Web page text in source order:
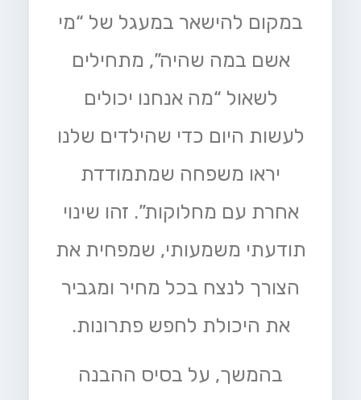
במקום להישאר במעגל של “מי
אשם במה שהיה”, מתחילים
לשאול “מה אנחנו יכולים
לעשות היום כדי שהילדים שלנו
יראו משפחה שמתמודדת
אחרת עם מחלוקות”. זהו שינוי
תודעתי משמעותי, שמפחית את
הצורך לנצח בכל מחיר ומגביר
את היכולת לחפש פתרונות.
בהמשך, על בסיס ההבנה